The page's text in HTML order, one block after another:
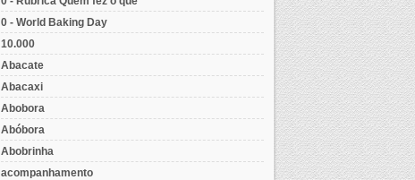
0 - World Baking Day
10.000
Abacate
Abacaxi
Abobora
Abóbora
Abobrinha
acompanhamento